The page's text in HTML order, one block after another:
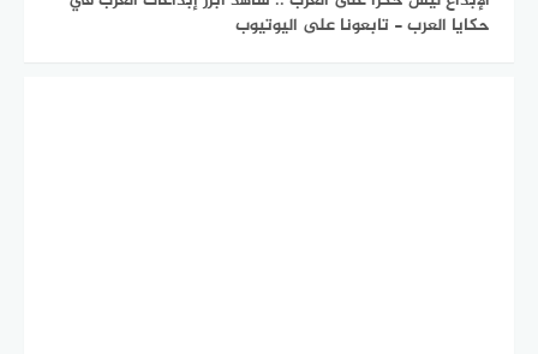
حكايا العرب - تابعونا على اليوتيوب